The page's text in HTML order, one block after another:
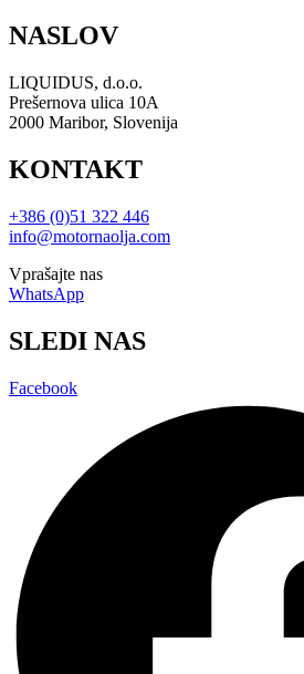
NASLOV
LIQUIDUS, d.o.o.
Prešernova ulica 10A
2000 Maribor, Slovenija
KONTAKT
+386 (0)51 322 446
info@motornaolja.com
Vprašajte nas
WhatsApp
SLEDI NAS
Facebook